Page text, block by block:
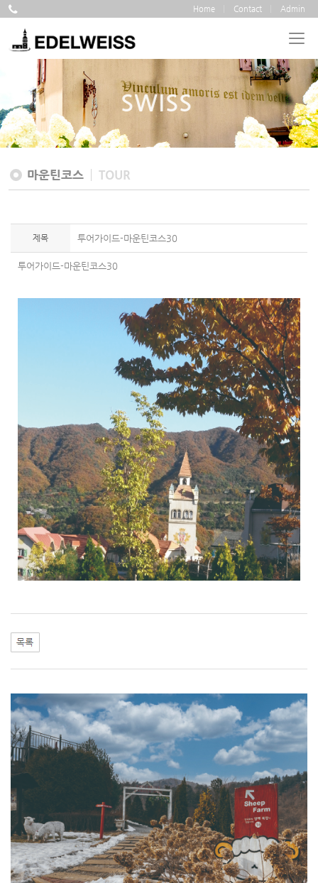
Home Contact Admin
SWISS
마운틴코스 TOUR
제목 투어가이드-마운틴코스30
투어가이드-마운틴코스30